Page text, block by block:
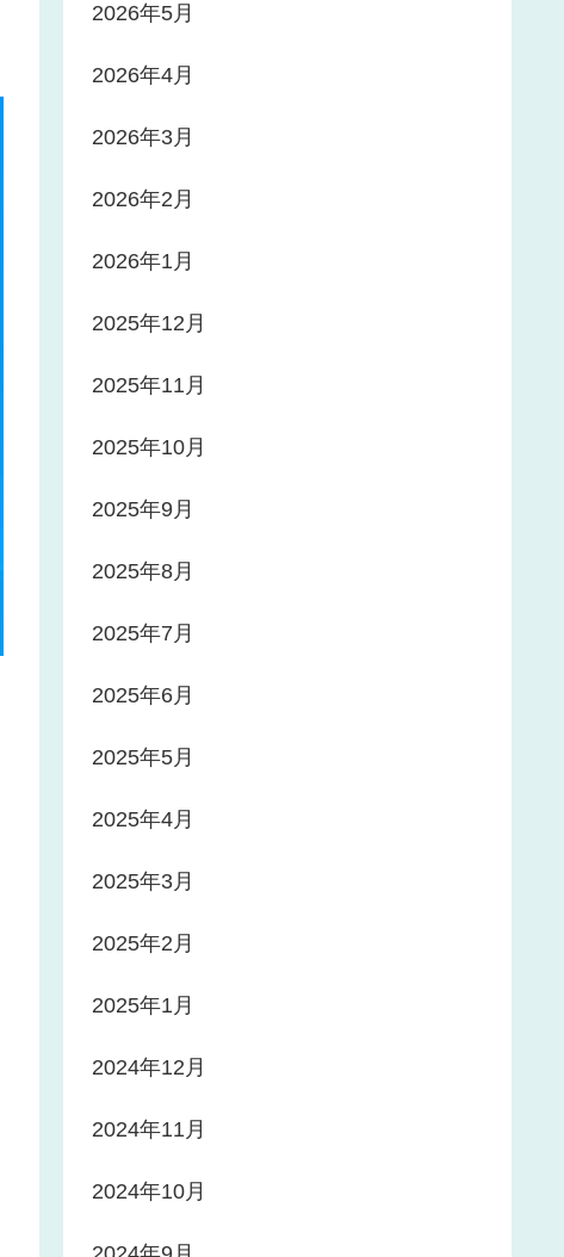
2026年5月
2026年4月
2026年3月
2026年2月
2026年1月
2025年12月
2025年11月
2025年10月
2025年9月
2025年8月
2025年7月
2025年6月
2025年5月
2025年4月
2025年3月
2025年2月
2025年1月
2024年12月
2024年11月
2024年10月